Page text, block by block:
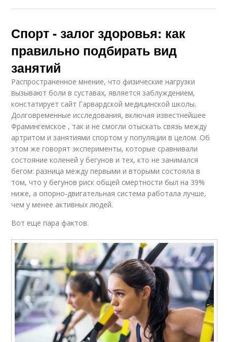
Спорт - залог здоровья: как
правильно подбирать вид
занятий
Распространенное мнение, что физические нагрузки
вызывают боли в суставах, является заблуждением,
констатирует сайт Гарвардской медицинской школы.
Долговременные исследования, включая известнейшее
Фрамингемское , так и не смогли отыскать связь между
артритом и занятиями спортом у популяции в целом. Об
этом же говорят эксперименты, которые сравнивали
состояние коленей у бегунов и тех, кто не занимался
бегом: разница между первыми и вторыми состояла в
том, что у бегунов риск общей смертности был на 39%
ниже, а опорно-двигательная система работала лучше,
чем у менее активных людей.
Вот еще пара фактов.